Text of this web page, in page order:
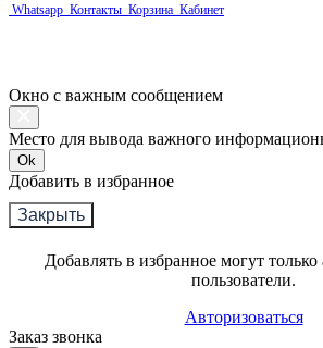
Whatsapp Контакты Корзина Кабинет
Окно с важным сообщением
Место для вывода важного
Ok
Добавить в избранное
Закрыть
Добавлять в избранное могут
пользователи.
Авторизоваться
Заказ звонка